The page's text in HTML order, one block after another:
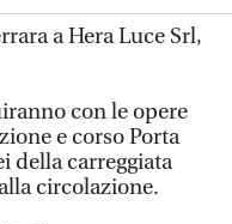
a Hera Luce Srl,
con le opere
e corso Porta
della carreggiata
circolazione.